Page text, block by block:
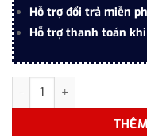
Hỗ trợ đổi trả miễn
Hỗ trợ thanh toán khi
Bút chì đầu ngòi